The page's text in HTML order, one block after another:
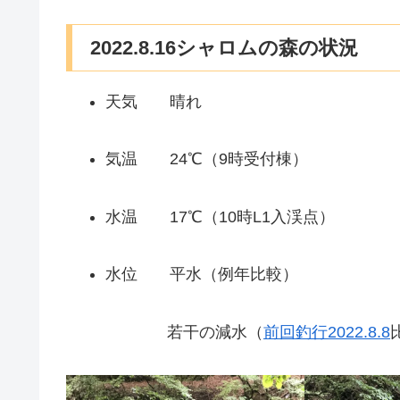
2022.8.16シャロムの森の状況
天気 晴れ
気温 24℃（9時受付棟）
水温 17℃（10時L1入渓点）
水位 平水（例年比較）
若干の減水（前回釣行2022.8.8